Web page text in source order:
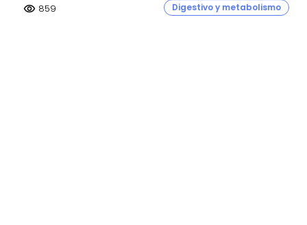
visibility 859 Digestivo y metabolismo